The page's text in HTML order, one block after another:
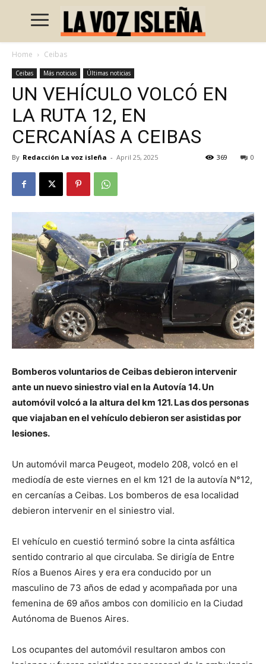
Home Ceibas
Ceibas Más noticias Últimas noticias
UN VEHÍCULO VOLCÓ EN
LA RUTA 12, EN
CERCANÍAS A CEIBAS
By Redacción La voz isleña - April 25, 2025 0
369
Bomberos voluntarios de Ceibas debieron intervenir
ante un nuevo siniestro vial en la Autovía 14. Un
automóvil volcó a la altura del km 121. Las dos personas
que viajaban en el vehículo debieron ser asistidas por
lesiones.
Un automóvil marca Peugeot, modelo 208, volcó en el
mediodía de este viernes en el km 121 de la autovía N°12,
en cercanías a Ceibas. Los bomberos de esa localidad
debieron intervenir en el siniestro vial.
El vehículo en cuestió terminó sobre la cinta asfáltica
sentido contrario al que circulaba. Se dirigía de Entre
Ríos a Buenos Aires y era era conducido por un
masculino de 73 años de edad y acompañada por una
femenina de 69 años ambos con domilicio en la Ciudad
Autónoma de Buenos Aires.
Los ocupantes del automóvil resultaron ambos con